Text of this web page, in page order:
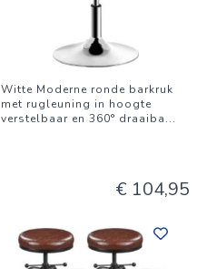
Witte Moderne ronde barkruk
met rugleuning in hoogte
verstelbaar en 360° draaiba...
€ 104,95